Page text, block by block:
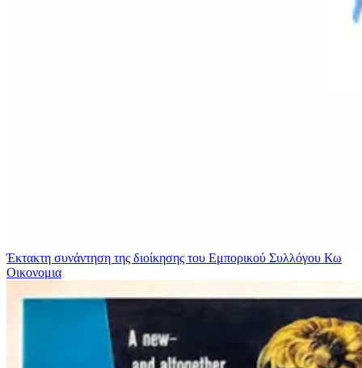
Έκτακτη συνάντηση της διοίκησης του Εμπορικού Συλλόγου Κω
Οικονομια